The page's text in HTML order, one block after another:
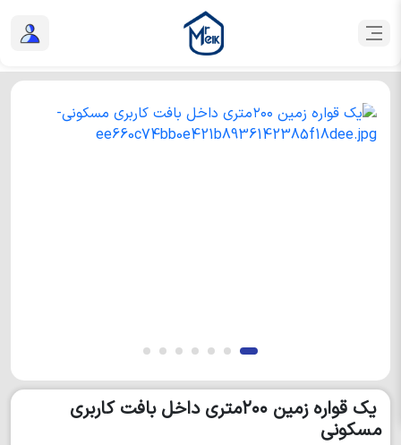
یک قواره زمین ۲۰۰متری داخل بافت کاربری
مسکونی